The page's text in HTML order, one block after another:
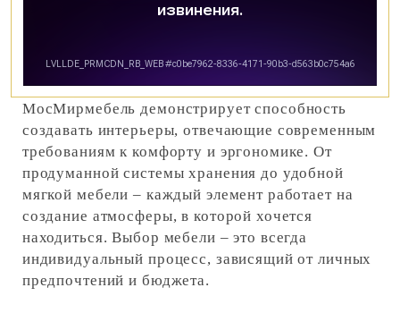
МосМирмебель демонстрирует способность
создавать интерьеры, отвечающие современным
требованиям к комфорту и эргономике. От
продуманной системы хранения до удобной
мягкой мебели – каждый элемент работает на
создание атмосферы, в которой хочется
находиться. Выбор мебели – это всегда
индивидуальный процесс, зависящий от личных
предпочтений и бюджета.